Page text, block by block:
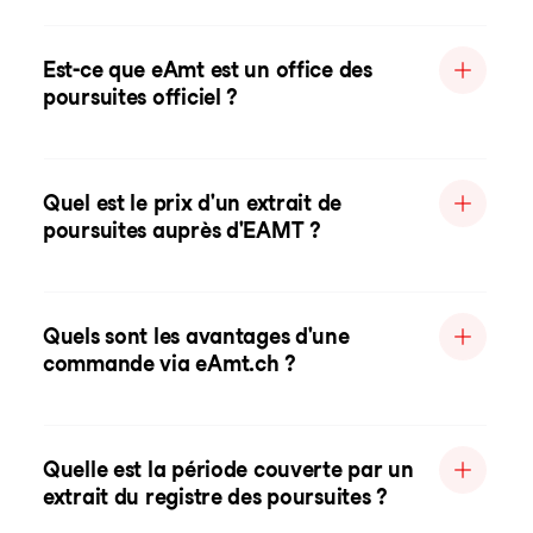
Est-ce que eAmt est un office des
poursuites officiel ?
Quel est le prix d'un extrait de
poursuites auprès d'EAMT ?
Quels sont les avantages d'une
commande via eAmt.ch ?
Quelle est la période couverte par un
extrait du registre des poursuites ?